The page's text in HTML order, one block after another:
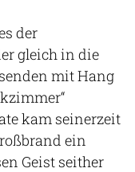
der
gleich in die
mit Hang
kam seinerzeit
ein
Geist seither